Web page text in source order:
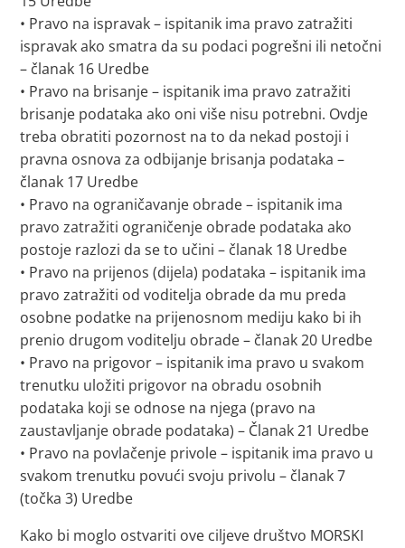
• Pravo na ispravak – ispitanik ima pravo zatražiti
ispravak ako smatra da su podaci pogrešni ili netočni
– članak 16 Uredbe
• Pravo na brisanje – ispitanik ima pravo zatražiti
brisanje podataka ako oni više nisu potrebni. Ovdje
treba obratiti pozornost na to da nekad postoji i
pravna osnova za odbijanje brisanja podataka –
članak 17 Uredbe
• Pravo na ograničavanje obrade – ispitanik ima
pravo zatražiti ograničenje obrade podataka ako
postoje razlozi da se to učini – članak 18 Uredbe
• Pravo na prijenos (dijela) podataka – ispitanik ima
pravo zatražiti od voditelja obrade da mu preda
osobne podatke na prijenosnom mediju kako bi ih
prenio drugom voditelju obrade – članak 20 Uredbe
• Pravo na prigovor – ispitanik ima pravo u svakom
trenutku uložiti prigovor na obradu osobnih
podataka koji se odnose na njega (pravo na
zaustavljanje obrade podataka) – Članak 21 Uredbe
• Pravo na povlačenje privole – ispitanik ima pravo u
svakom trenutku povući svoju privolu – članak 7
(točka 3) Uredbe
Kako bi moglo ostvariti ove ciljeve društvo MORSKI